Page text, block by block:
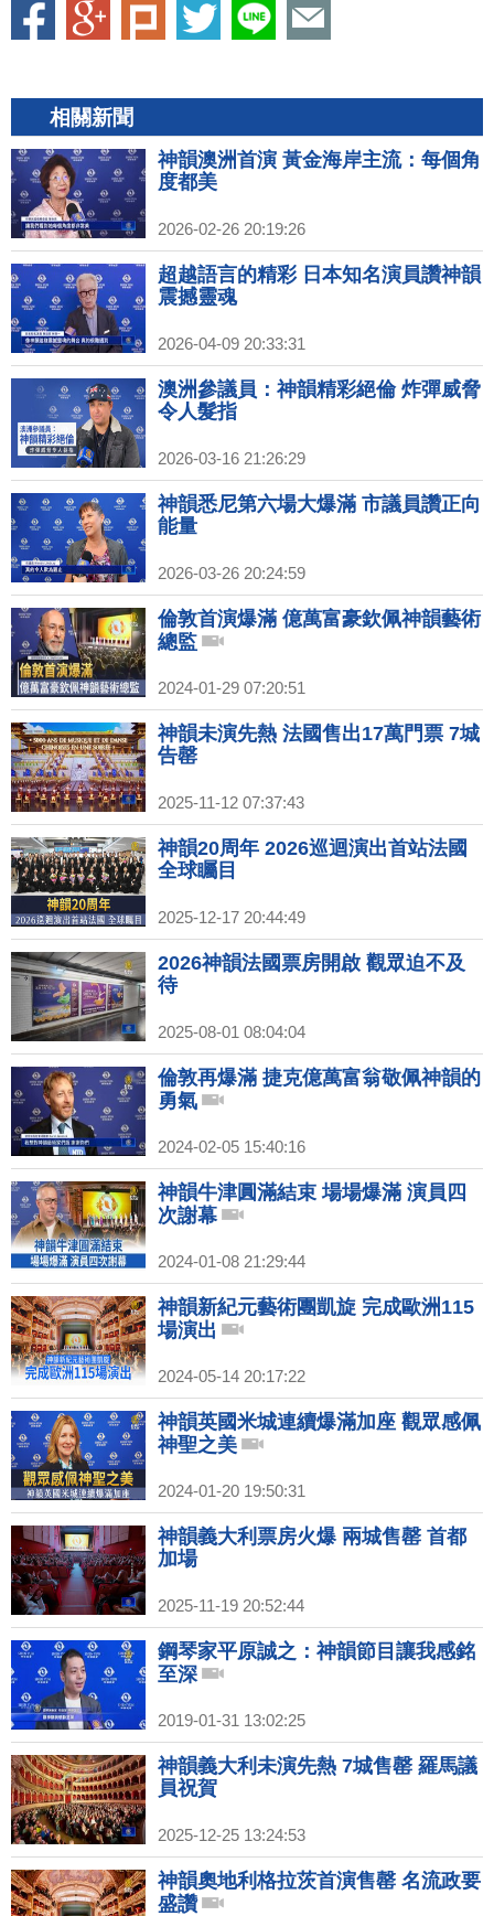
相關新聞
神韻澳洲首演 黃金海岸主流：每個角
度都美
2026-02-26 20:19:26
超越語言的精彩 日本知名演員讚神韻
震撼靈魂
2026-04-09 20:33:31
澳洲參議員：神韻精彩絕倫 炸彈威脅
令人髮指
2026-03-16 21:26:29
神韻悉尼第六場大爆滿 市議員讚正向
能量
2026-03-26 20:24:59
倫敦首演爆滿 億萬富豪欽佩神韻藝術
總監
2024-01-29 07:20:51
神韻未演先熱 法國售出17萬門票 7城
告罄
2025-11-12 07:37:43
神韻20周年 2026巡迴演出首站法國
全球矚目
2025-12-17 20:44:49
2026神韻法國票房開啟 觀眾迫不及
待
2025-08-01 08:04:04
倫敦再爆滿 捷克億萬富翁敬佩神韻的
勇氣
2024-02-05 15:40:16
神韻牛津圓滿結束 場場爆滿 演員四
次謝幕
2024-01-08 21:29:44
神韻新紀元藝術團凱旋 完成歐洲115
場演出
2024-05-14 20:17:22
神韻英國米城連續爆滿加座 觀眾感佩
神聖之美
2024-01-20 19:50:31
神韻義大利票房火爆 兩城售罄 首都
加場
2025-11-19 20:52:44
鋼琴家平原誠之：神韻節目讓我感銘
至深
2019-01-31 13:02:25
神韻義大利未演先熱 7城售罄 羅馬議
員祝賀
2025-12-25 13:24:53
神韻奧地利格拉茨首演售罄 名流政要
盛讚